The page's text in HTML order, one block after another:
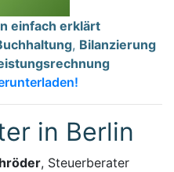
einfach erklärt
, Bilanzierung
in Berlin
, Steuerberater